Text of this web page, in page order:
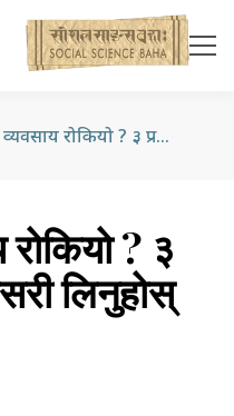
पैसा नहुँदा व्यवसाय रोकियो ? ३ प्रतिशत व्याजमै यसरी लिनुहोस् ऋण
? ३
लिनुहोस्